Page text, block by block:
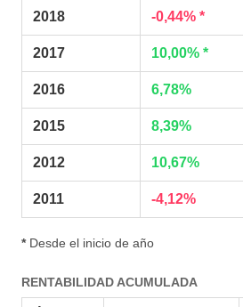
2018 -0,44% *
2017 10,00% *
2016 6,78%
2015 8,39%
2012 10,67%
2011 -4,12%
*Desde el inicio de año
RENTABILIDAD ACUMULADA